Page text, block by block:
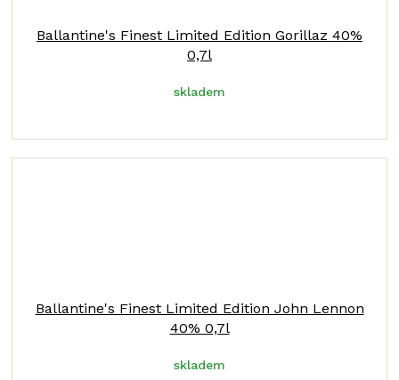
Ballantine's Finest Limited Edition Gorillaz 40%
0,7l
skladem
Ballantine's Finest Limited Edition John Lennon
40% 0,7l
skladem